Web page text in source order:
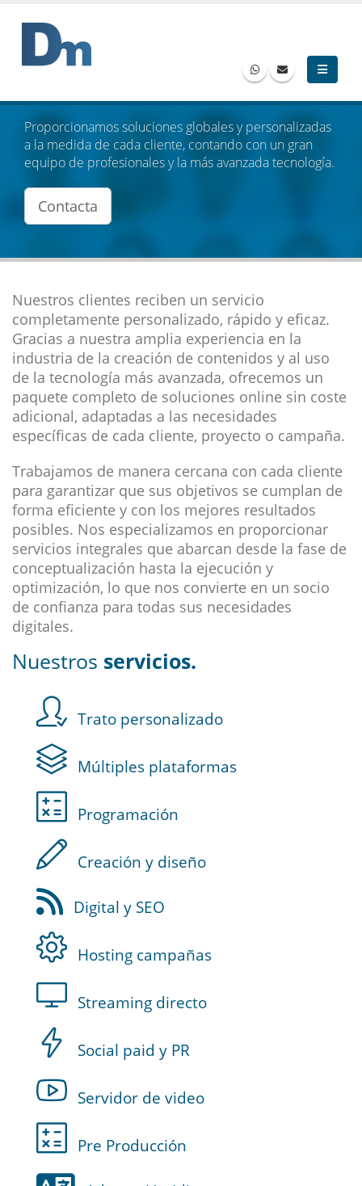
Proporcionamos soluciones globales y personalizadas
a la medida de cada cliente, contando con un gran
equipo de profesionales y la más avanzada tecnología.
Contacta
Nuestros clientes reciben un servicio
completamente personalizado, rápido y eficaz.
Gracias a nuestra amplia experiencia en la
industria de la creación de contenidos y al uso
de la tecnología más avanzada, ofrecemos un
paquete completo de soluciones online sin coste
adicional, adaptadas a las necesidades
específicas de cada cliente, proyecto o campaña.
Trabajamos de manera cercana con cada cliente
para garantizar que sus objetivos se cumplan de
forma eficiente y con los mejores resultados
posibles. Nos especializamos en proporcionar
servicios integrales que abarcan desde la fase de
conceptualización hasta la ejecución y
optimización, lo que nos convierte en un socio
de confianza para todas sus necesidades
digitales.
Nuestros servicios.
Trato personalizado
Múltiples plataformas
Programación
Creación y diseño
Digital y SEO
Hosting campañas
Streaming directo
Social paid y PR
Servidor de video
Pre Producción